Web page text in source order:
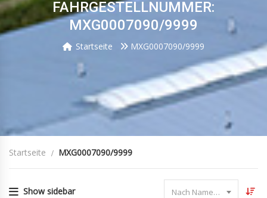
FAHRGESTELLNUMMER:
MXG0007090/9999
Startseite MXG0007090/9999
Startseite MXG0007090/9999
Show sidebar Nach Name sortieren